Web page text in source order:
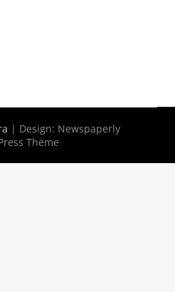
| Design: Newspaperly
Theme